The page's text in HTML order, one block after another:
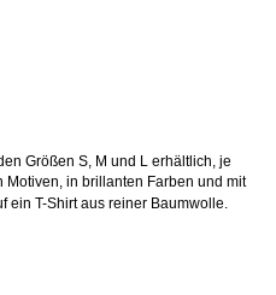
Größen S, M und L erhältlich, je
Motiven, in brillanten Farben und mit
ein T-Shirt aus reiner Baumwolle.